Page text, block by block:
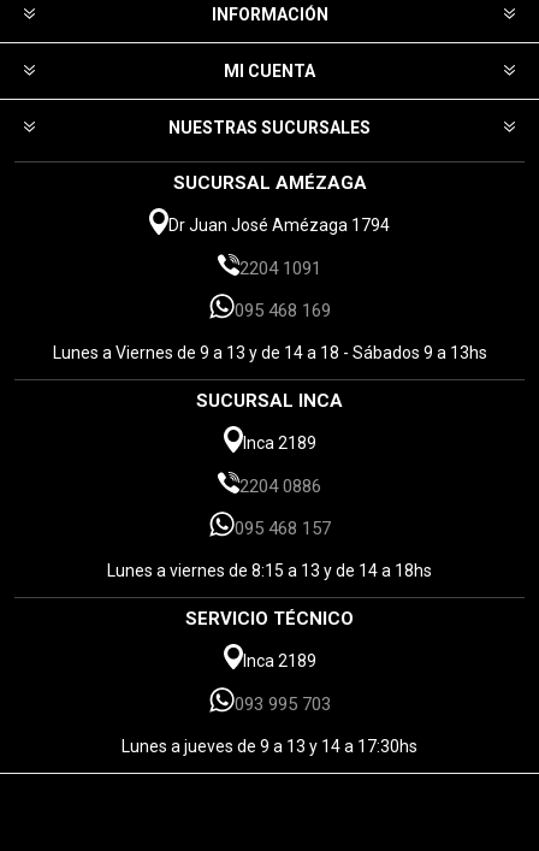
INFORMACIÓN
MI CUENTA
NUESTRAS SUCURSALES
SUCURSAL AMÉZAGA
Dr Juan José Amézaga 1794
2204 1091
095 468 169
Lunes a Viernes de 9 a 13 y de 14 a 18 - Sábados 9 a 13hs
SUCURSAL INCA
Inca 2189
2204 0886
095 468 157
Lunes a viernes de 8:15 a 13 y de 14 a 18hs
SERVICIO TÉCNICO
Inca 2189
093 995 703
Lunes a jueves de 9 a 13 y 14 a 17:30hs